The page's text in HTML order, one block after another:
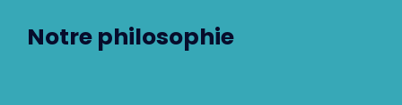
Notre philosophie